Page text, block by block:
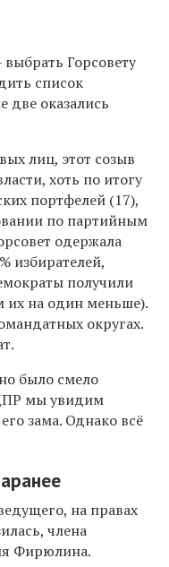
Горсовету
список
две оказались
лиц, этот созыв
хоть по итогу
портфелей (17),
по партийным
одержала
избирателей,
получили
их на один меньше).
округах.
было смело
мы увидим
зама. Однако всё
на правах
члена
Фирюлина.